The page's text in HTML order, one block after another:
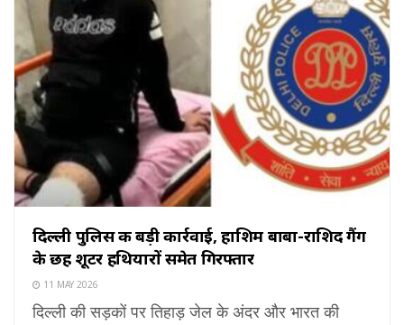
दिल्ली पुलिस की बड़ी कार्रवाई, हाशिम बाबा-राशिद गैंग
के छह शूटर हथियारों समेत गिरफ्तार
11 MAY 2026
दिल्ली की सड़कों पर तिहाड़ जेल के अंदर और भारत की